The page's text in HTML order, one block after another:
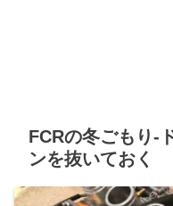
FCRの冬ごもり-
ンを抜いておく